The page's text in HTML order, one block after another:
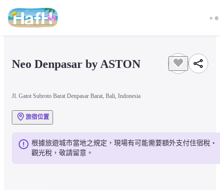
Neo Denpasar by ASTON
Jl. Gatot Subroto Barat Denpasar Barat, Bali, Indonesia
旅宿位置
根據旅遊城市當地之規定，現場有可能需要額外支付住宿稅・
觀光稅，敬請留意。